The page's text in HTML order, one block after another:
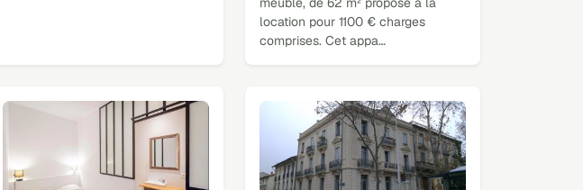
location pour 1100 € charges
comprises. Cet appa…